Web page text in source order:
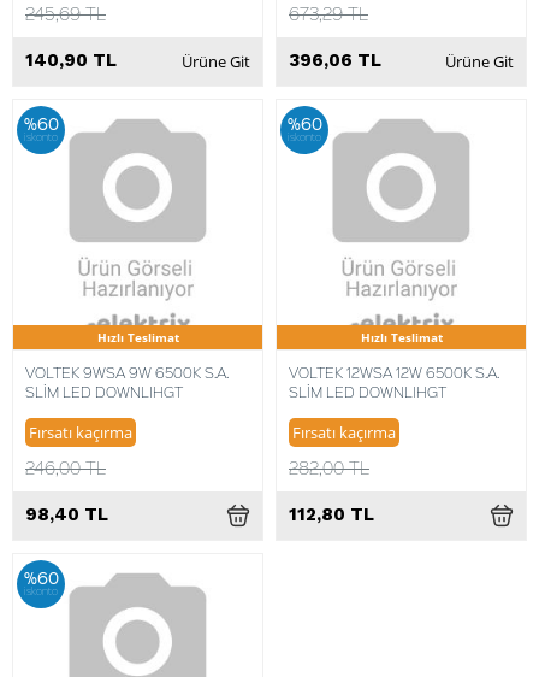
245,69 TL
140,90 TL Ürüne Git
673,29 TL
396,06 TL Ürüne Git
%60
iskonto
Hızlı Teslimat
VOLTEK 9WSA 9W 6500K S.A.
SLİM LED DOWNLIHGT
Fırsatı kaçırma
246,00 TL
98,40 TL
%60
iskonto
Hızlı Teslimat
VOLTEK 12WSA 12W 6500K S.A.
SLİM LED DOWNLIHGT
Fırsatı kaçırma
282,00 TL
112,80 TL
%60
iskonto